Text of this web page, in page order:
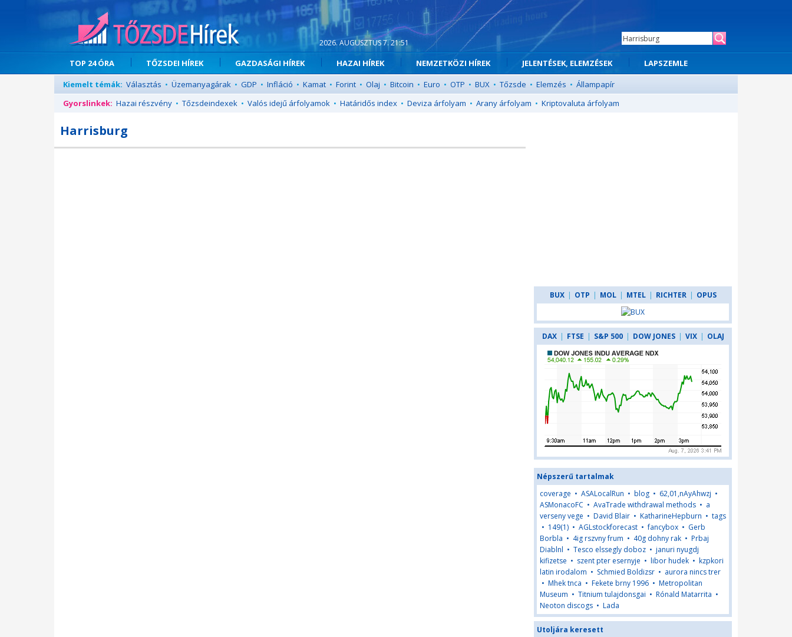
2026. AUGUSZTUS 7. 21:51
TOP 24 ÓRA TŐZSDEI HÍREK GAZDASÁGI HÍREK HAZAI HÍREK NEMZETKÖZI HÍREK JELENTÉSEK, ELEMZÉSEK
LAPSZEMLE
Kiemelt témák: Választás • Üzemanyagárak • GDP • Infláció • Kamat • Forint • Olaj • Bitcoin • Euro • OTP • BUX • Tőzsde • Elemzés • Állampapír
Gyorslinkek: Hazai részvény • Tőzsdeindexek • Valós idejű árfolyamok • Határidős index • Deviza árfolyam • Arany árfolyam • Kriptovaluta árfolyam
Harrisburg
BUX | OTP | MOL | MTEL | RICHTER | OPUS
DAX | FTSE | S&P 500 | DOW JONES | VIX | OLAJ
Népszerű tartalmak
coverage • ASALocalRun • blog • 62,01,nAyAhwzj •
ASMonacoFC • AvaTrade withdrawal methods • a
verseny vege • David Blair • KatharineHepburn • tags
• 149(1) • AGLstockforecast •fancybox • Gerb
Borbla • 4ig rszvny frum • 40g dohny rak • Prbaj
Diablnl • Tesco elssegly doboz • januri nyugdj
kifizetse • szent pter esernyje • libor hudek • kzpkori
latin irodalom • Schmied Boldizsr • aurora nincs trer
• Mhek tnca • Fekete brny 1996 • Metropolitan
Museum • Titnium tulajdonsgai • Rónald Matarrita •
Neoton discogs • Lada
Utoljára keresett